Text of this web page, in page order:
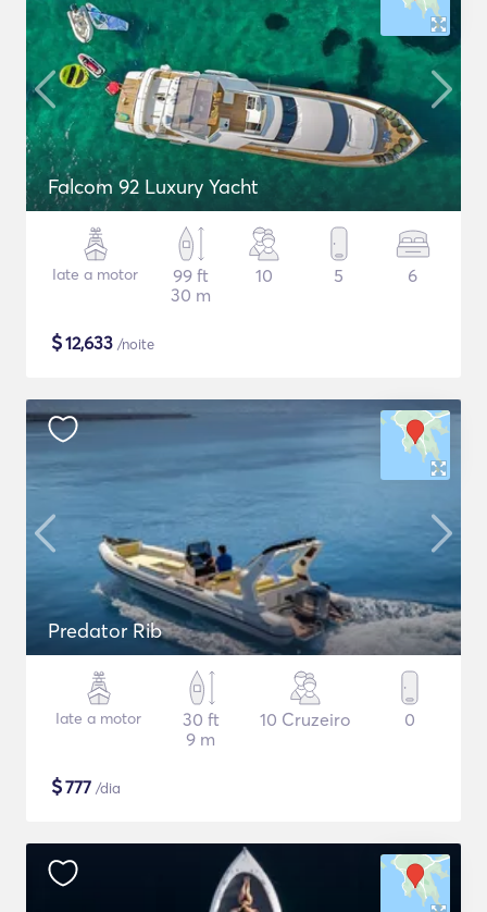
Falcom 92 Luxury Yacht
Iate a motor
99 ft
30 m
10 5 6
$12,633 /noite
Predator Rib
Iate a motor
30 ft
9 m
10 Cruzeiro 0
$777 /dia